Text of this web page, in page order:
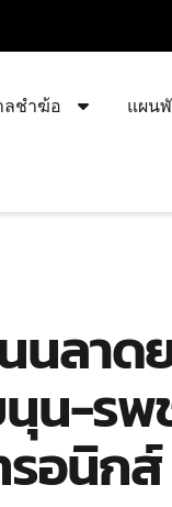
ลชำฆ้อ แผน
นลา
น-รพ
รอนิก